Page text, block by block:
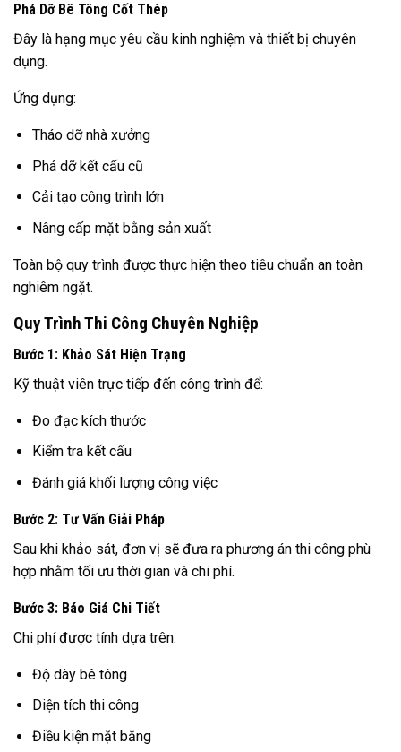
Phá Dỡ Bê Tông Cốt Thép
Đây là hạng mục yêu cầu kinh nghiệm và thiết bị chuyên
dụng.
Ứng dụng:
Tháo dỡ nhà xưởng
Phá dỡ kết cấu cũ
Cải tạo công trình lớn
Nâng cấp mặt bằng sản xuất
Toàn bộ quy trình được thực hiện theo tiêu chuẩn an toàn
nghiêm ngặt.
Quy Trình Thi Công Chuyên Nghiệp
Bước 1: Khảo Sát Hiện Trạng
Kỹ thuật viên trực tiếp đến công trình để:
Đo đạc kích thước
Kiểm tra kết cấu
Đánh giá khối lượng công việc
Bước 2: Tư Vấn Giải Pháp
Sau khi khảo sát, đơn vị sẽ đưa ra phương án thi công phù
hợp nhằm tối ưu thời gian và chi phí.
Bước 3: Báo Giá Chi Tiết
Chi phí được tính dựa trên:
Độ dày bê tông
Diện tích thi công
Điều kiện mặt bằng